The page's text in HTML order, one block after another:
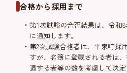
合格から採用まで
第1次試験の合否結果は、令和
に通知します。
第2次試験合格者は、平泉町採
すが、名簿に登載される者は
退する者等の数を考慮して決